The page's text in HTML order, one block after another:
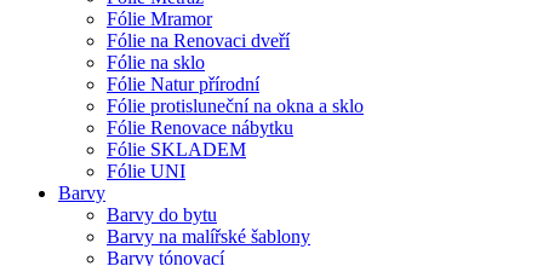
Fólie Mramor
Fólie na Renovaci dveří
Fólie na sklo
Fólie Natur přírodní
Fólie protisluneční na okna a sklo
Fólie Renovace nábytku
Fólie SKLADEM
Fólie UNI
Barvy
Barvy do bytu
Barvy na malířské šablony
Barvy tónovací